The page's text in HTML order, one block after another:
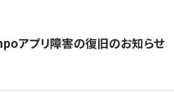
アプリ障害の復旧のお知らせ